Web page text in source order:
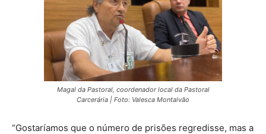
Magal da Pastoral, coordenador local da Pastoral
Carcerária | Foto: Valesca Montalvão
“Gostaríamos que o número de prisões regredisse, mas a